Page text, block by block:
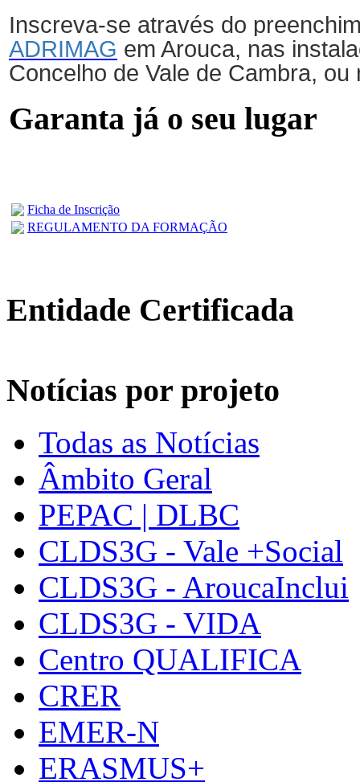
Inscreva-se através do
ADRIMAG em Arouca, nas
Concelho de Vale de Cambra,
Garanta já o seu lugar
Ficha de Inscrição
REGULAMENTO DA FORMAÇÃO
Entidade Certificada
Notícias por projeto
Todas as Notícias
Âmbito Geral
PEPAC | DLBC
CLDS3G - Vale +Social
CLDS3G - AroucaInclui
CLDS3G - VIDA
Centro QUALIFICA
CRER
EMER-N
ERASMUS+